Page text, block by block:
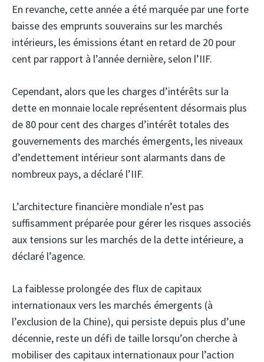
En revanche, cette année a été marquée par une forte
baisse des emprunts souverains sur les marchés
intérieurs, les émissions étant en retard de 20 pour
cent par rapport à l’année dernière, selon l’IIF.
Cependant, alors que les charges d’intérêts sur la
dette en monnaie locale représentent désormais plus
de 80 pour cent des charges d’intérêt totales des
gouvernements des marchés émergents, les niveaux
d’endettement intérieur sont alarmants dans de
nombreux pays, a déclaré l’IIF.
L’architecture financière mondiale n’est pas
suffisamment préparée pour gérer les risques associés
aux tensions sur les marchés de la dette intérieure, a
déclaré l’agence.
La faiblesse prolongée des flux de capitaux
internationaux vers les marchés émergents (à
l’exclusion de la Chine), qui persiste depuis plus d’une
décennie, reste un défi de taille lorsqu’on cherche à
mobiliser des capitaux internationaux pour l’action